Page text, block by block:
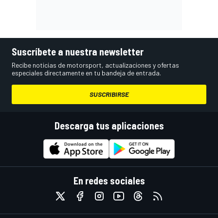
Suscríbete a nuestra newsletter
Recibe noticias de motorsport, actualizaciones y ofertas
especiales directamente en tu bandeja de entrada.
SUSCRIBIRSE
Descarga tus aplicaciones
En redes sociales